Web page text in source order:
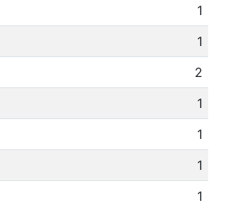
1
1
2
1
1
1
1